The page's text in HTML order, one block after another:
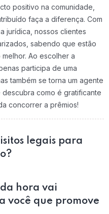
positivo na comunidade,
faça a diferença. Com
jurídica, nossos clientes
sabendo que estão
Ao escolher a
participa de uma
também se torna um agente
como é gratificante
concorrer a prêmios!
legais para
hora vai
você que promove